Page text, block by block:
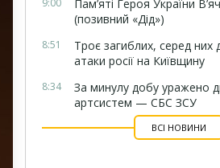
9:00
Пам’яті Героя України
(позивний «Дід»)
8:51
Троє загиблих, серед них
атаки росії на Київщину
8:34
За минулу добу уражено
артсистем — СБС ЗСУ
ВСІ НОВИНИ